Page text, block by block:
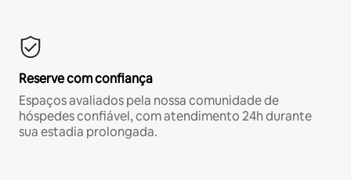
Reserve com confiança
Espaços avaliados pela nossa comunidade de
hóspedes confiável, com atendimento 24h durante
sua estadia prolongada.